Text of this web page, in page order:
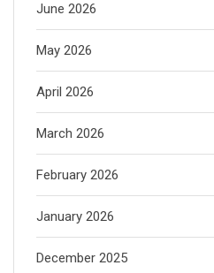
June 2026
May 2026
April 2026
March 2026
February 2026
January 2026
December 2025